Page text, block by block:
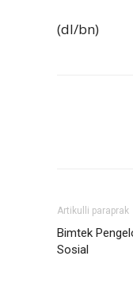
(dl/bn)
Artikulli paraprak
Bimtek
Sosial